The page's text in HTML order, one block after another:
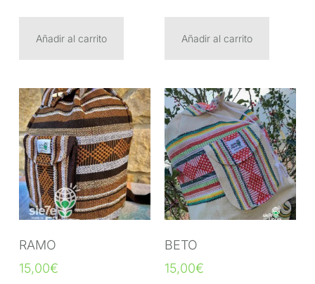
Añadir al carrito Añadir al carrito
RAMO
15,00€
BETO
15,00€